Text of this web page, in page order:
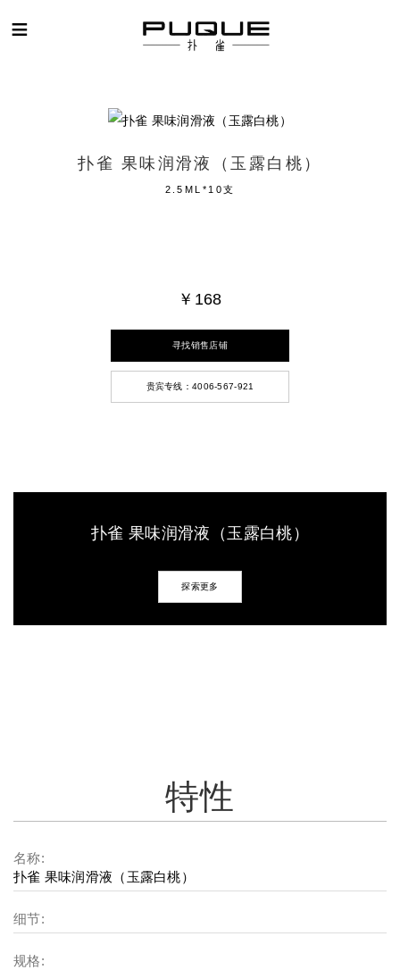
扑雀 果味润滑液（玉露白桃）
2.5ML*10支
￥168
寻找销售店铺
贵宾专线：4006-567-921
扑雀 果味润滑液（玉露白桃）
探索更多
特性
名称:
扑雀 果味润滑液（玉露白桃）
细节:
规格: